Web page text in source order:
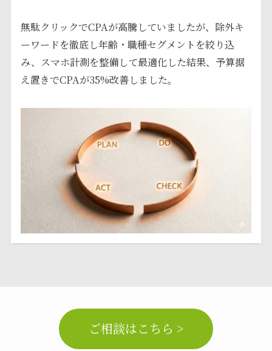
無駄クリックでCPAが高騰していましたが、除外キ
ーワードを徹底し年齢・職種セグメントを絞り込
み、スマホ計測を整備して最適化した結果、予算据
え置きでCPAが35%改善しました。
ご相談はこちら >